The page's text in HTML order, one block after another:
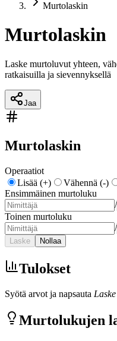
Murtolaskin
Murtolaskin
Laske murtoluvut yhteen,
ratkaisuilla ja sievennyksellä
Jaa
Murtolaskin
Operaatiot
Lisää (+)
Vähennä (-)
Ensimmäinen murtoluku
/
Toinen murtoluku
/
Laske Nollaa
Tulokset
Syötä arvot ja napsauta Laske
Murtolukujen